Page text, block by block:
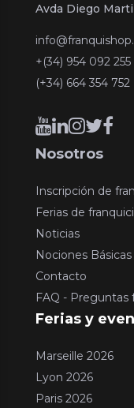
Avda Diego
+(34) 954 092 255
(+34) 664 354 752
Nosotros
Inscripción de
Ferias de
Noticias
Nociones Básicas
Contacto
FAQ - Preguntas
Ferias y
Marseille 2026
Lyon 2026
Paris 2026